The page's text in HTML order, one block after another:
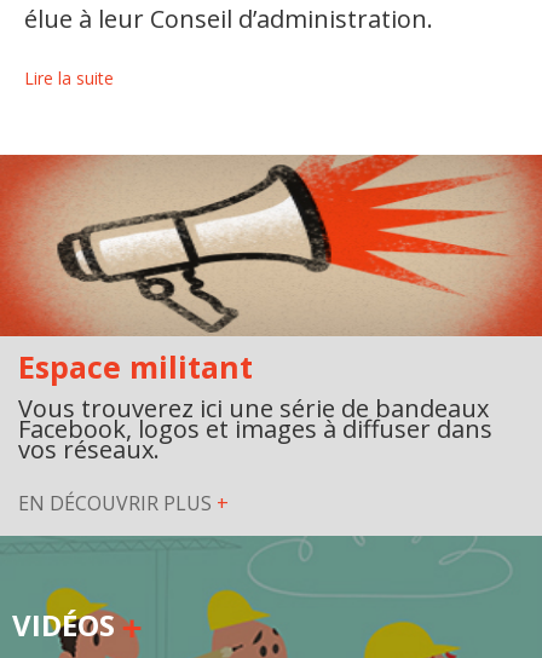
Revue de presse
Francisation de l'Administration
Recueil de bonnes pratiques
Secteurs d'activité
Hébergement et restauration
Plastiques et composites
Télécommunications
Terminologie
élue à leur Conseil d’administration.
Lire la suite
Espace militant
Vous trouverez ici une série de bandeaux
Facebook, logos et images à diffuser dans
vos réseaux.
EN DÉCOUVRIR PLUS +
VIDÉOS